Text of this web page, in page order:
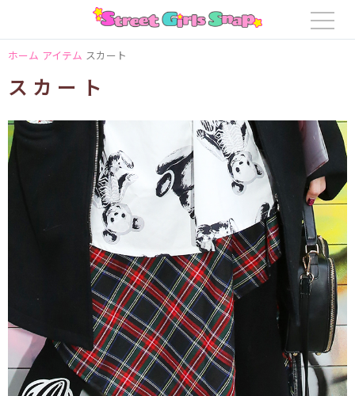
ホーム アイテム スカート
スカート